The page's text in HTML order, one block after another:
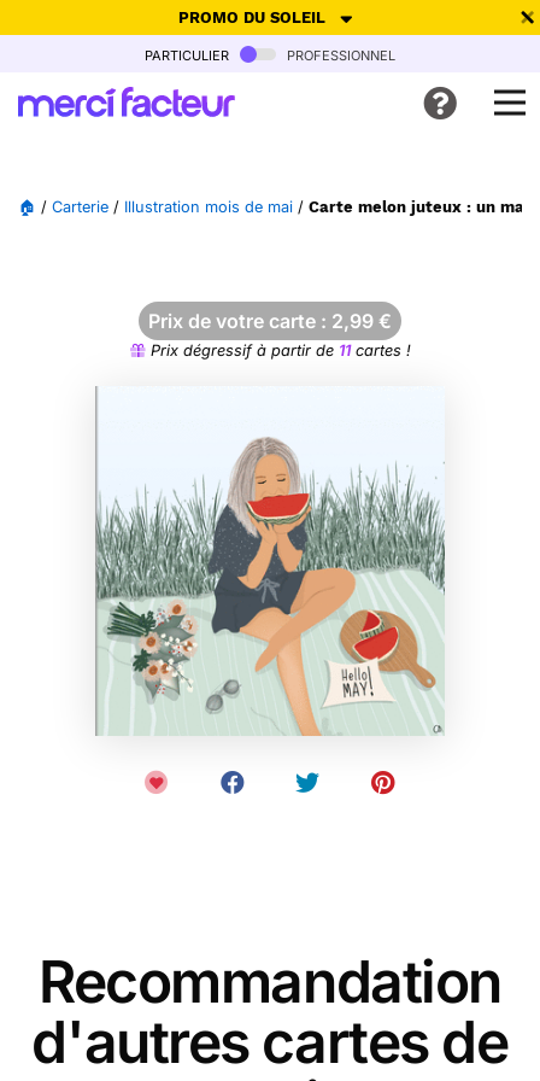
PROMO DU SOLEIL
-30% de réduction avec le code SUMMER26pour envoyer des
Ne plus afficher
particulier professionnel
🏠 / Carterie / Illustration mois de mai / Carte melon juteux : un mai
Prix de votre carte : 2,99 €
Prix dégressif à partir de 11cartes !
Recommandation
d'autres cartes de